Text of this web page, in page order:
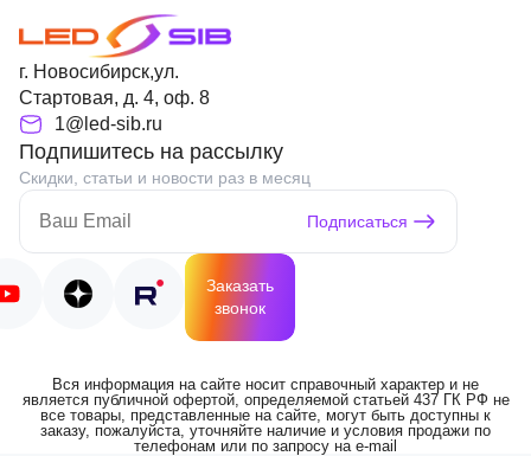
г. Новосибирск,ул.
Стартовая, д. 4, оф. 8
1@led-sib.ru
Подпишитесь на рассылку
Скидки, статьи и новости раз в месяц
Подписаться
Заказать
звонок
Вся информация на сайте носит справочный характер и не
является публичной офертой, определяемой статьей 437 ГК РФ не
все товары, представленные на сайте, могут быть доступны к
заказу, пожалуйста, уточняйте наличие и условия продажи по
телефонам или по запросу на e-mail